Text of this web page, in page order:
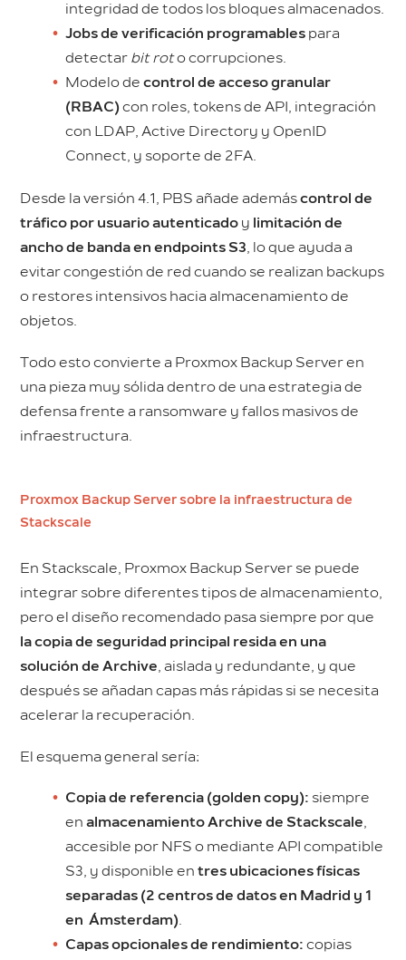
integridad de todos los bloques almacenados.
Jobs de verificación programables para
detectar bit roto corrupciones.
Modelo decontrol de acceso granular
(RBAC)con roles, tokens de API, integración
con LDAP, Active Directory y OpenID
Connect, y soporte de 2FA.
Desde la versión 4.1, PBS añade ademáscontrol de
tráfico por usuario autenticado y limitación de
ancho de banda en endpoints S3, lo que ayuda a
evitar congestión de red cuando se realizan backups
o restores intensivos hacia almacenamiento de
objetos.
Todo esto convierte a Proxmox Backup Server en
una pieza muy sólida dentro de una estrategia de
defensa frente a ransomware y fallos masivos de
infraestructura.
Proxmox Backup Server sobre la infraestructura de
Stackscale
En Stackscale, Proxmox Backup Server se puede
integrar sobre diferentes tipos de almacenamiento,
pero el diseño recomendado pasa siempre por que
la copia de seguridad principal resida en una
solución de Archive, aislada y redundante, y que
después se añadan capas más rápidas si se necesita
acelerar la recuperación.
El esquema general sería:
Copia de referencia (golden copy): siempre
enalmacenamiento Archive de Stackscale,
accesible por NFS o mediante API compatible
S3, y disponible entres ubicaciones físicas
separadas (2 centros de datos en Madrid y 1
en Ámsterdam).
Capas opcionales de rendimiento: copias